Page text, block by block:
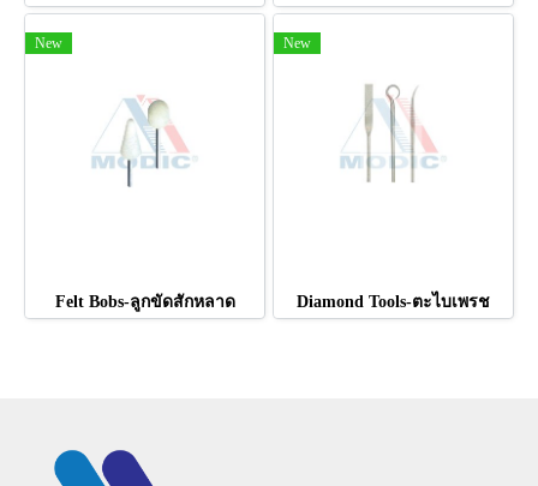
New
Felt Bobs-ลูกขัดสักหลาด
New
Diamond Tools-ตะไบเพรช